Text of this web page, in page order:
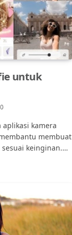
untuk
kamera
membuat
keinginan.…